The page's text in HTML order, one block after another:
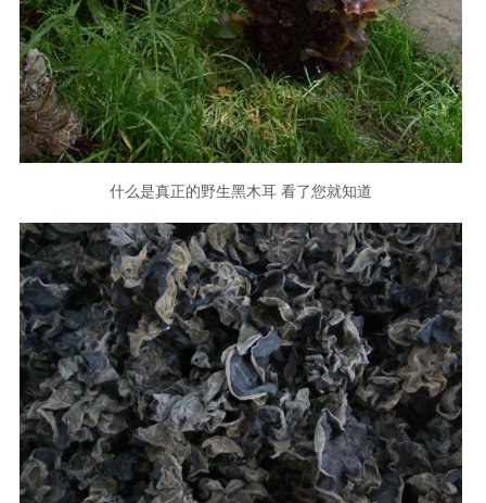
什么是真正的野生黑木耳 看了您就知道